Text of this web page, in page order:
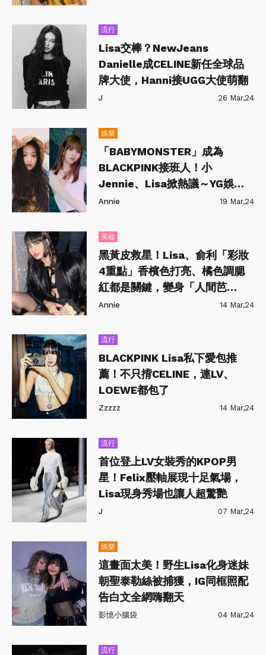
流行
Lisa交棒？NewJeans
Danielle成CELINE新任全球品
牌大使，Hanni接UGG大使萌翻
J 26 Mar,24
娛樂
「BABYMONSTER」成為
BLACKPINK接班人！小
Jennie、Lisa掀熱議～YG娛樂
時隔7年推重量級女團
Annie 19 Mar,24
美妝
黑黃皮救星！Lisa、俞利「彩妝
4重點」香檳色打亮、橘色調腮
紅都是關鍵，變身「人間芭
比」、「黑珍珠」！
Annie 14 Mar,24
流行
BLACKPINK Lisa私下愛包推
薦！不只揹CELINE，連LV、
LOEWE都包了
Zzzzz 14 Mar,24
流行
首位登上LV女裝秀的KPOP男
星！Felix壓軸展現十足氣場，
Lisa現身秀場也讓人超驚艷
J 07 Mar,24
娛樂
這畫面太美！野生Lisa化身迷妹
朝聖泰勒絲被捕獲，IG同框照配
告白文全網嗨翻天
影憶小腦袋 04 Mar,24
流行